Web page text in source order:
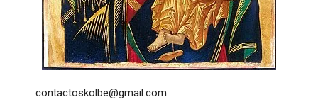
contactoskolbe@gmail.com